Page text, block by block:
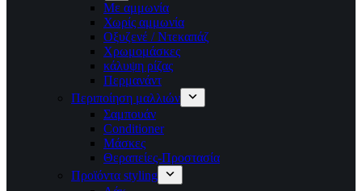
Με αμμωνία
Χωρίς αμμωνία
Οξυζενέ / Ντεκαπάζ
Χρωμομάσκες
κάλυψη ρίζας
Περμανάντ
Περιποίηση μαλλιών
Σαμπουάν
Conditioner
Μάσκες
Θεραπείες-Προστασία
Προϊόντα styling